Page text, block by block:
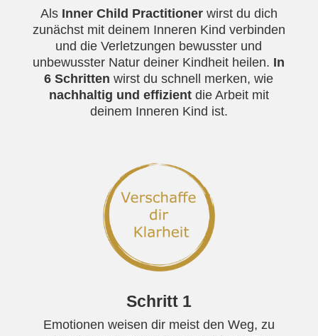
Als Inner Child Practitionerwirst du dich
zunächst mit deinem Inneren Kind verbinden
und die Verletzungen bewusster und
unbewusster Natur deiner Kindheit heilen. In
6 Schritten wirst du schnell merken, wie
nachhaltig und effizientdie Arbeit mit
deinem Inneren Kind ist.
Schritt 1
Emotionen weisen dir meist den Weg, zu